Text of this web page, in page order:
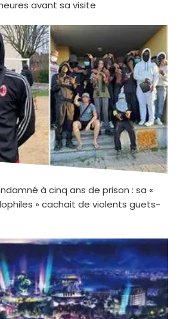
avant sa visite
à cinq ans de prison : sa «
» cachait de violents guets-